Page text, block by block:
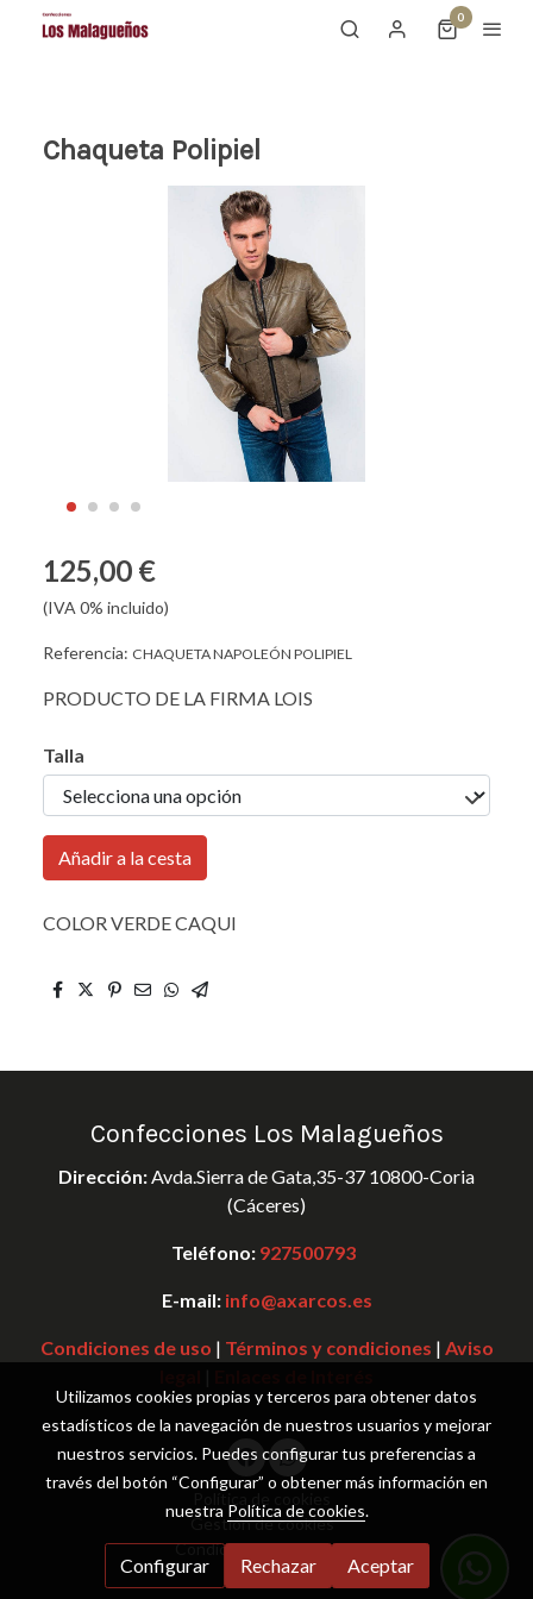
0
Chaqueta Polipiel
125,00 €
(IVA 0% incluido)
Referencia: CHAQUETA NAPOLEÓN POLIPIEL
PRODUCTO DE LA FIRMA LOIS
Talla
Añadir a la cesta
COLOR VERDE CAQUI
Confecciones Los Malagueños
Dirección: Avda.Sierra de Gata,35-37 10800-Coria
(Cáceres)
Teléfono: 927500793
E-mail: info@axarcos.es
Condiciones de uso | Términos y condiciones | Aviso
Gestión de cookies
Condiciones de compra
Utilizamos cookies propias y terceros para obtener datos
estadísticos de la navegación de nuestros usuarios y mejorar
nuestros servicios. Puedes configurar tus preferencias a
través del botón “Configurar” o obtener más información en
nuestra Política de cookies.
Configurar Rechazar Aceptar